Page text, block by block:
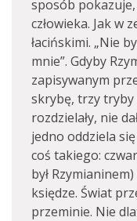
sposób
człowieka. Jak w
łacińskimi. „Nie
mnie”. Gdyby
zapisywanym
skrybę, trzy tryby
rozdzielały, nie
jedno oddziela
coś takiego:
był
księdze. Świat
przeminie. Nie